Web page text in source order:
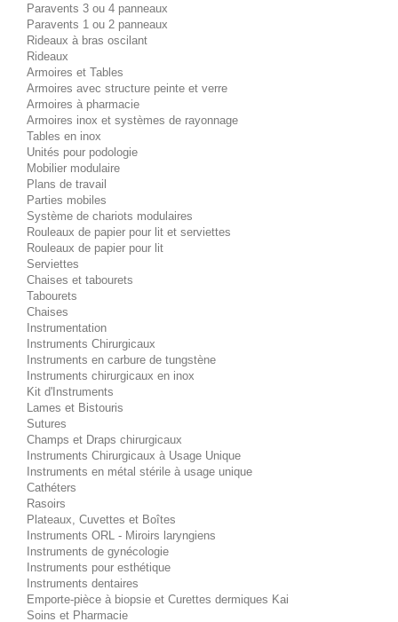
Paravents 3 ou 4 panneaux
Paravents 1 ou 2 panneaux
Rideaux à bras oscilant
Rideaux
Armoires et Tables
Armoires avec structure peinte et verre
Armoires à pharmacie
Armoires inox et systèmes de rayonnage
Tables en inox
Unités pour podologie
Mobilier modulaire
Plans de travail
Parties mobiles
Système de chariots modulaires
Rouleaux de papier pour lit et serviettes
Rouleaux de papier pour lit
Serviettes
Chaises et tabourets
Tabourets
Chaises
Instrumentation
Instruments Chirurgicaux
Instruments en carbure de tungstène
Instruments chirurgicaux en inox
Kit d'Instruments
Lames et Bistouris
Sutures
Champs et Draps chirurgicaux
Instruments Chirurgicaux à Usage Unique
Instruments en métal stérile à usage unique
Cathéters
Rasoirs
Plateaux, Cuvettes et Boîtes
Instruments ORL - Miroirs laryngiens
Instruments de gynécologie
Instruments pour esthétique
Instruments dentaires
Emporte-pièce à biopsie et Curettes dermiques Kai
Soins et Pharmacie